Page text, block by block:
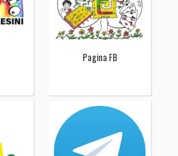
Pagina FB